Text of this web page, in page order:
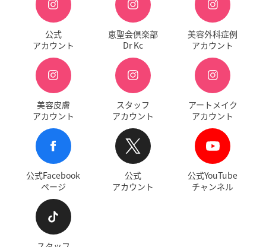
公式
アカウント
恵聖会倶楽部
Dr Kc
美容外科症例
アカウント
美容皮膚
アカウント
スタッフ
アカウント
アートメイク
アカウント
公式Facebook
ページ
公式
アカウント
公式YouTube
チャンネル